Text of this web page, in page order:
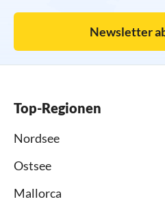
Newsletter
Top-Regionen
Nordsee
Ostsee
Mallorca